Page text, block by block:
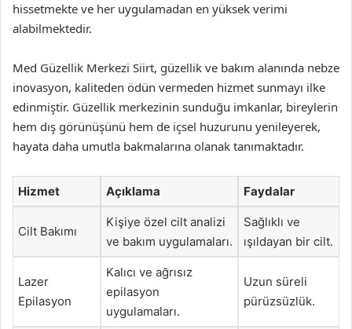
hissetmekte ve her uygulamadan en yüksek verimi
alabilmektedir.
Med Güzellik Merkezi Siirt, güzellik ve bakım alanında nebze
inovasyon, kaliteden ödün vermeden hizmet sunmayı ilke
edinmiştir. Güzellik merkezinin sunduğu imkanlar, bireylerin
hem dış görünüşünü hem de içsel huzurunu yenileyerek,
hayata daha umutla bakmalarına olanak tanımaktadır.
Hizmet Açıklama Faydalar
Cilt Bakımı
Kişiye özel cilt analizi
ve bakım uygulamaları.
Sağlıklı ve
ışıldayan bir cilt.
Lazer
Epilasyon
Kalıcı ve ağrısız
epilasyon
uygulamaları.
Uzun süreli
pürüzsüzlük.